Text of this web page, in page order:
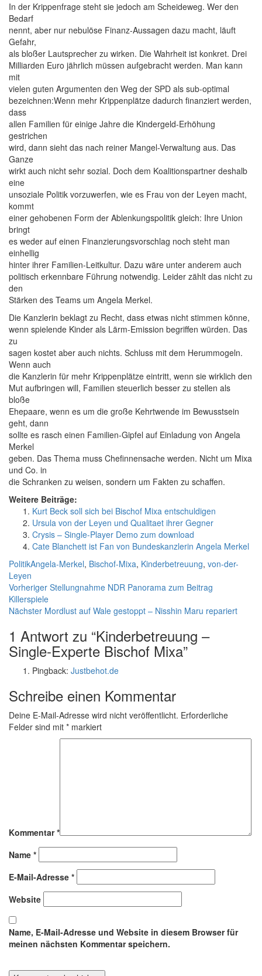
In der Krippenfrage steht sie jedoch am Scheideweg. Wer den
Bedarf
nennt, aber nur nebulöse Finanz-Aussagen dazu macht, läuft
Gefahr,
als bloßer Lautsprecher zu wirken. Die Wahrheit ist konkret. Drei
Milliarden Euro jährlich müssen aufgebracht werden. Man kann
mit
vielen guten Argumenten den Weg der SPD als sub-optimal
bezeichnen:Wenn mehr Krippenplätze dadurch finanziert werden,
dass
allen Familien für einige Jahre die Kindergeld-Erhöhung
gestrichen
wird, dann sieht das nach reiner Mangel-Verwaltung aus. Das
Ganze
wirkt auch nicht sehr sozial. Doch dem Koalitionspartner deshalb
eine
unsoziale Politik vorzuwerfen, wie es Frau von der Leyen macht,
kommt
einer gehobenen Form der Ablenkungspolitik gleich: Ihre Union
bringt
es weder auf einen Finanzierungsvorschlag noch steht man
einhellig
hinter ihrer Familien-Leitkultur. Dazu wäre unter anderem auch
politisch erkennbare Führung notwendig. Leider zählt das nicht zu
den
Stärken des Teams um Angela Merkel.
Die Kanzlerin beklagt zu Recht, dass etwas nicht stimmen könne,
wenn spielende Kinder als Lärm-Emission begriffen würden. Das
zu
sagen kostet aber auch nichts. Schluss mit dem Herummogeln.
Wenn auch
die Kanzlerin für mehr Krippenplätze eintritt, wenn sie wirklich den
Mut aufbringen will, Familien steuerlich besser zu stellen als
bloße
Ehepaare, wenn es um die große Kehrtwende im Bewusstsein
geht, dann
sollte es rasch einen Familien-Gipfel auf Einladung von Angela
Merkel
geben. Das Thema muss Chefinnensache werden. Nicht um Mixa
und Co. in
die Schranken zu weisen, sondern um Fakten zu schaffen.
Weitere Beiträge:
Kurt Beck soll sich bei Bischof Mixa entschuldigen
Ursula von der Leyen und Qualitaet ihrer Gegner
Crysis – Single-Player Demo zum download
Cate Blanchett ist Fan von Bundeskanzlerin Angela Merkel
Kategorien
PolitikSchlagwörter
Angela-Merkel, Bischof-Mixa, Kinderbetreuung, von-der-
Leyen
Beitragsnavigation
VorherigerVorheriger
Beitrag:
Stellungnahme NDR Panorama zum Beitrag
Killerspiele
NächsterNächster
Mordlust auf Wale gestoppt – Nisshin Maru repariert
1 Antwort zu “Kinderbetreuung –
Single-Experte Bischof Mixa”
Pingback: Justbehot.de
Schreibe einen Kommentar
Deine E-Mail-Adresse wird nicht veröffentlicht. Erforderliche
Felder sind mit * markiert
Kommentar*
Name *
E-Mail-Adresse *
Website
Name, E-Mail-Adresse und Website in diesem Browser für
meinen nächsten Kommentar speichern.